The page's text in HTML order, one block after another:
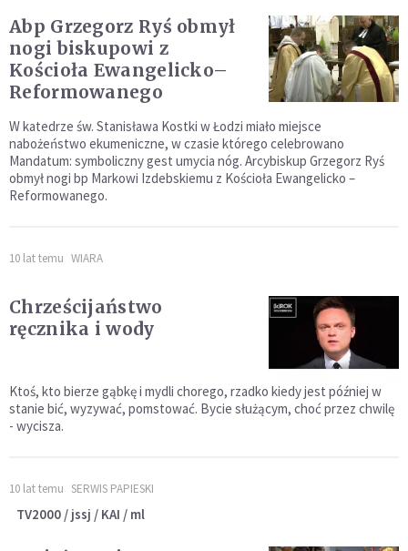
Abp Grzegorz Ryś obmył
nogi biskupowi z
Kościoła Ewangelicko–
Reformowanego
W katedrze św. Stanisława Kostki w Łodzi miało miejsce
nabożeństwo ekumeniczne, w czasie którego celebrowano
Mandatum: symboliczny gest umycia nóg. Arcybiskup Grzegorz Ryś
obmył nogi bp Markowi Izdebskiemu z Kościoła Ewangelicko –
Reformowanego.
10 lat temu WIARA
Chrześcijaństwo
ręcznika i wody
Ktoś, kto bierze gąbkę i mydli chorego, rzadko kiedy jest później w
stanie bić, wyzywać, pomstować. Bycie służącym, choć przez chwilę
- wycisza.
10 lat temu SERWIS PAPIESKI
TV2000 / jssj / KAI / ml